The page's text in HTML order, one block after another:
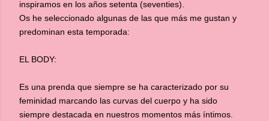
inspiramos en los años setenta (seventies).
Os he seleccionado algunas de las que más me gustan y
predominan esta temporada:
EL BODY:
Es una prenda que siempre se ha caracterizado por su
feminidad marcando las curvas del cuerpo y ha sido
siempre destacada en nuestros momentos más íntimos.